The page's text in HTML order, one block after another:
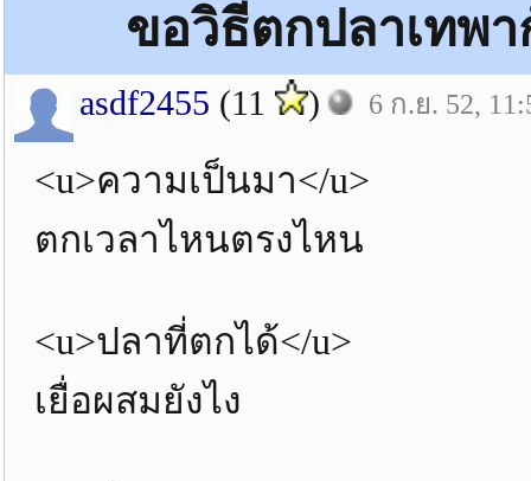
ขอวิธีตกปลาเทพ
asdf2455 (11 ) 6 ก.ย. 52,
<u>ความเป็นมา</u>
ตกเวลาไหนตรงไหน
<u>ปลาที่ตกได้</u>
เยื่อผสมยังไง